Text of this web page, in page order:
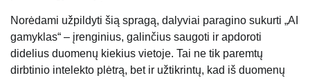
Norėdami užpildyti šią spragą, dalyviai paragino sukurti „AI
gamyklas“ – įrenginius, galinčius saugoti ir apdoroti
didelius duomenų kiekius vietoje. Tai ne tik paremtų
dirbtinio intelekto plėtrą, bet ir užtikrintų, kad iš duomenų